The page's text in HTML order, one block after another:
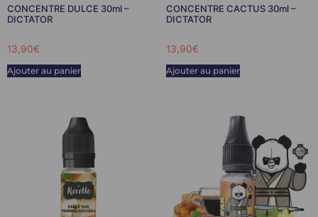
CONCENTRE DULCE 30ml –
DICTATOR
13,90€
Ajouter au panier
CONCENTRE CACTUS 30ml –
DICTATOR
13,90€
Ajouter au panier